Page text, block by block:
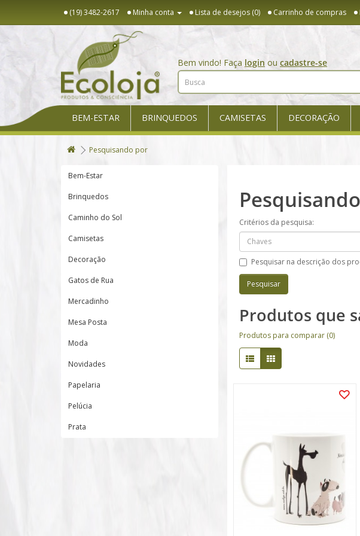
(19) 3482-2617 Minha conta Lista de desejos (0) Carrinho de compras
Bem vindo! Faça login ou cadastre-se
BEM-ESTAR BRINQUEDOS CAMISETAS DECORAÇÃO
Pesquisando por
Bem-Estar
Brinquedos
Caminho do Sol
Camisetas
Decoração
Gatos de Rua
Mercadinho
Mesa Posta
Moda
Novidades
Papelaria
Pelúcia
Prata
Critérios da pesquisa:
Pesquisar na descrição dos
Produtos que
Produtos para comparar (0)